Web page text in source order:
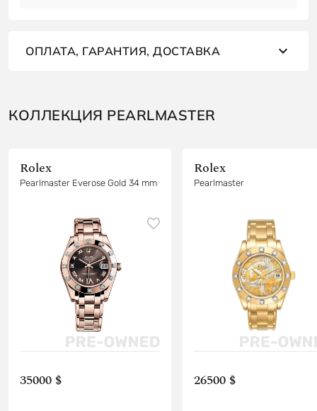
ОПЛАТА, ГАРАНТИЯ, ДОСТАВКА
КОЛЛЕКЦИЯ PEARLMASTER
Rolex
Pearlmaster Everose Gold 34 mm
35000 $
Rolex
Pearlmaster
26500 $